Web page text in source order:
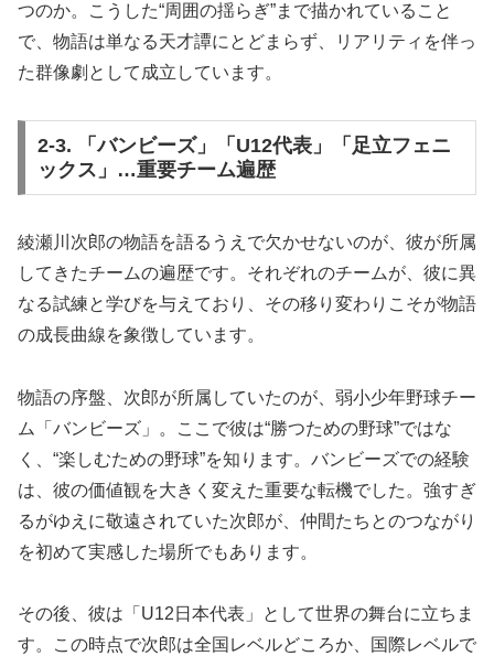
つのか。こうした“周囲の揺らぎ”まで描かれていること
で、物語は単なる天才譚にとどまらず、リアリティを伴っ
た群像劇として成立しています。
2-3. 「バンビーズ」「U12代表」「足立フェニ
ックス」…重要チーム遍歴
綾瀬川次郎の物語を語るうえで欠かせないのが、彼が所属
してきたチームの遍歴です。それぞれのチームが、彼に異
なる試練と学びを与えており、その移り変わりこそが物語
の成長曲線を象徴しています。
物語の序盤、次郎が所属していたのが、弱小少年野球チー
ム「バンビーズ」。ここで彼は“勝つための野球”ではな
く、“楽しむための野球”を知ります。バンビーズでの経験
は、彼の価値観を大きく変えた重要な転機でした。強すぎ
るがゆえに敬遠されていた次郎が、仲間たちとのつながり
を初めて実感した場所でもあります。
その後、彼は「U12日本代表」として世界の舞台に立ちま
す。この時点で次郎は全国レベルどころか、国際レベルで